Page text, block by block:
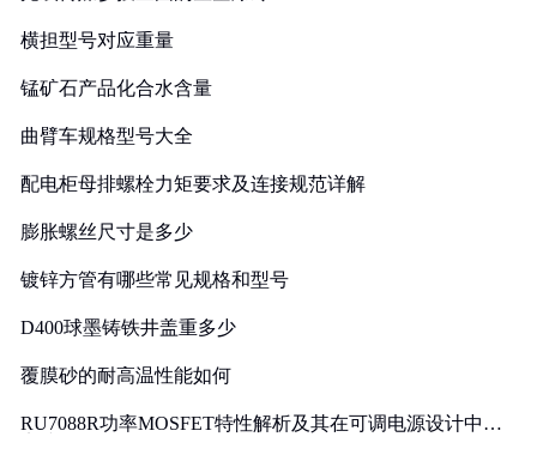
横担型号对应重量
锰矿石产品化合水含量
曲臂车规格型号大全
配电柜母排螺栓力矩要求及连接规范详解
膨胀螺丝尺寸是多少
镀锌方管有哪些常见规格和型号
D400球墨铸铁井盖重多少
覆膜砂的耐高温性能如何
RU7088R功率MOSFET特性解析及其在可调电源设计中的